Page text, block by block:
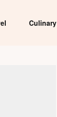
Culinary